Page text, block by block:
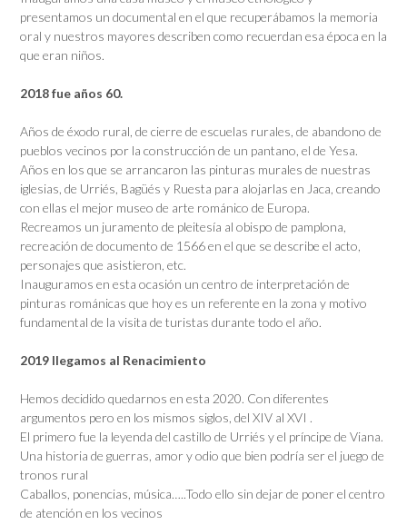
presentamos un documental en el que recuperábamos la memoria
oral y nuestros mayores describen como recuerdan esa época en la
que eran niños.
2018 fue años 60.
Años de éxodo rural, de cierre de escuelas rurales, de abandono de
pueblos vecinos por la construcción de un pantano, el de Yesa.
Años en los que se arrancaron las pinturas murales de nuestras
iglesias, de Urriés, Bagüés y Ruesta para alojarlas en Jaca, creando
con ellas el mejor museo de arte románico de Europa.
Recreamos un juramento de pleitesía al obispo de pamplona,
recreación de documento de 1566 en el que se describe el acto,
personajes que asistieron, etc.
Inauguramos en esta ocasión un centro de interpretación de
pinturas románicas que hoy es un referente en la zona y motivo
fundamental de la visita de turistas durante todo el año.
2019 llegamos al Renacimiento
Hemos decidido quedarnos en esta 2020. Con diferentes
argumentos pero en los mismos siglos, del XIV al XVI .
El primero fue la leyenda del castillo de Urriés y el príncipe de Viana.
Una historia de guerras, amor y odio que bien podría ser el juego de
tronos rural
Caballos, ponencias, música…..Todo ello sin dejar de poner el centro
de atención en los vecinos